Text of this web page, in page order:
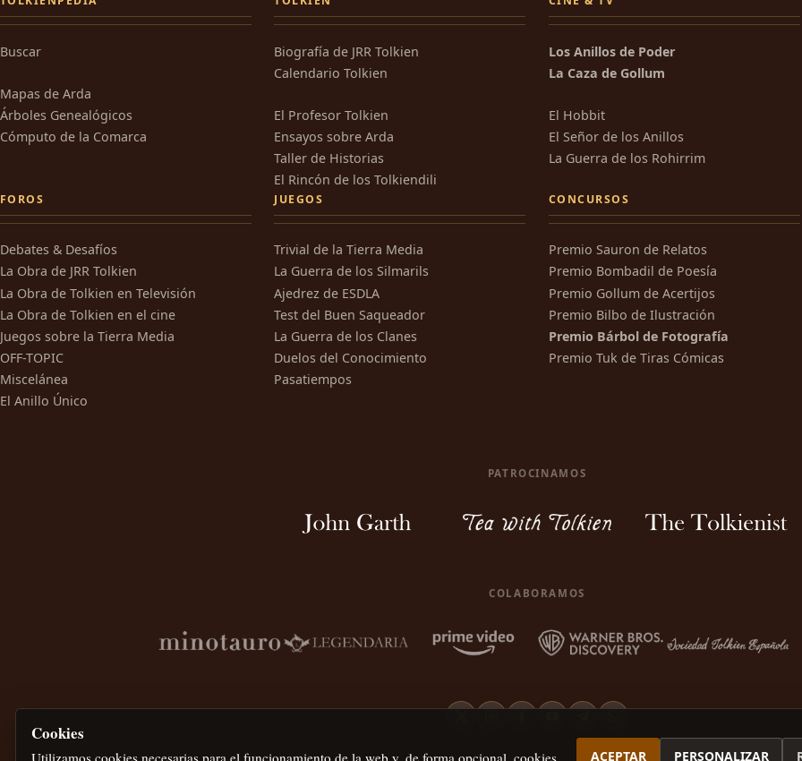
Buscar
Mapas de Arda
Árboles Genealógicos
Cómputo de la Comarca
Biografía de JRR Tolkien
Calendario Tolkien
El Profesor Tolkien
Ensayos sobre Arda
Taller de Historias
El Rincón de los Tolkiendili
Los Anillos de Poder
La Caza de Gollum
El Hobbit
El Señor de los Anillos
La Guerra de los Rohirrim
FOROS
Debates & Desafíos
La Obra de JRR Tolkien
La Obra de Tolkien en Televisión
La Obra de Tolkien en el cine
Juegos sobre la Tierra Media
OFF-TOPIC
Miscelánea
El Anillo Único
JUEGOS
Trivial de la Tierra Media
La Guerra de los Silmarils
Ajedrez de ESDLA
Test del Buen Saqueador
La Guerra de los Clanes
Duelos del Conocimiento
Pasatiempos
CONCURSOS
Premio Sauron de Relatos
Premio Bombadil de Poesía
Premio Gollum de Acertijos
Premio Bilbo de Ilustración
Premio Bárbol de Fotografía
Premio Tuk de Tiras Cómicas
PATROCINAMOS
COLABORAMOS
Cookies
Utilizamos cookies necesarias para el funcionamiento de la web y, de forma opcional, cookies ACEPTAR PERSONALIZAR